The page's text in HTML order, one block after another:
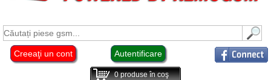
Creeaţi un cont Autentificare
0produse în coş